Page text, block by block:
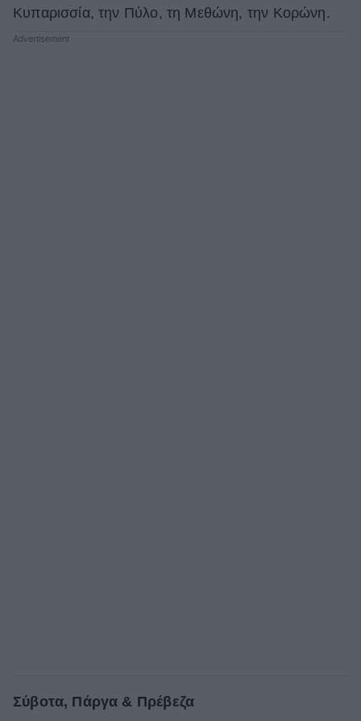
Κυπαρισσία, την Πύλο, τη Μεθώνη, την Κορώνη.
Σύβοτα, Πάργα & Πρέβεζα